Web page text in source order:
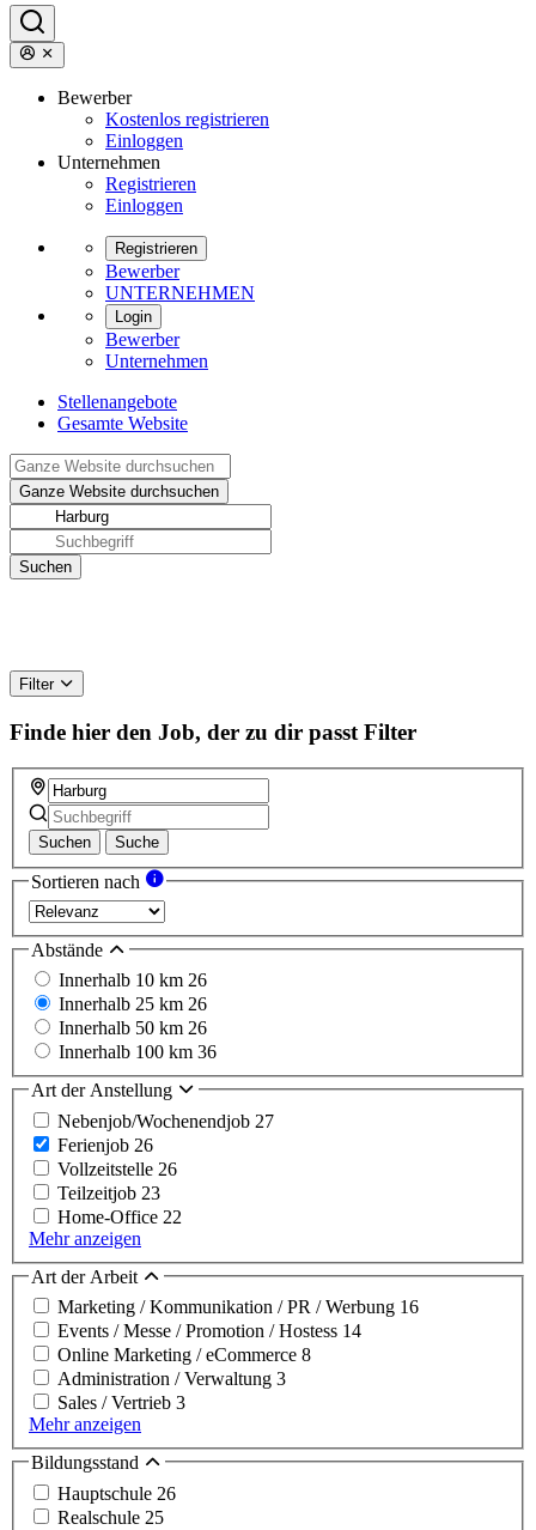
Bewerber
Kostenlos registrieren
Einloggen
Unternehmen
Registrieren
Einloggen
Registrieren
Bewerber
UNTERNEHMEN
Login
Bewerber
Unternehmen
Stellenangebote
Gesamte Website
Filter
Finde hier den Job, der zu dir passt Filter
Suchen Suche
Sortieren nach
Abstände
Innerhalb 10 km 26
Innerhalb 25 km 26
Innerhalb 50 km 26
Innerhalb 100 km 36
Art der Anstellung
Nebenjob/Wochenendjob 27
Ferienjob 26
Vollzeitstelle 26
Teilzeitjob 23
Home-Office 22
Mehr anzeigen
Art der Arbeit
Marketing / Kommunikation / PR / Werbung 16
Events / Messe / Promotion / Hostess 14
Online Marketing / eCommerce 8
Administration / Verwaltung 3
Sales / Vertrieb 3
Mehr anzeigen
Bildungsstand
Hauptschule 26
Realschule 25